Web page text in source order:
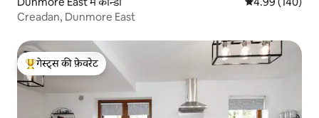
Creadan, Dunmore East
गेस्ट्स का टॉप फ़ेवरेट
गेस्ट्स की फ़ेवरेट